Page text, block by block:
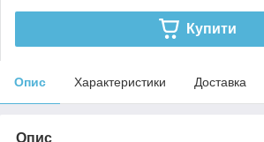
Купити
Опис Характеристики Доставка
Опис